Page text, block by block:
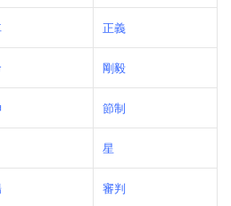
正義
剛毅
節制
星
審判